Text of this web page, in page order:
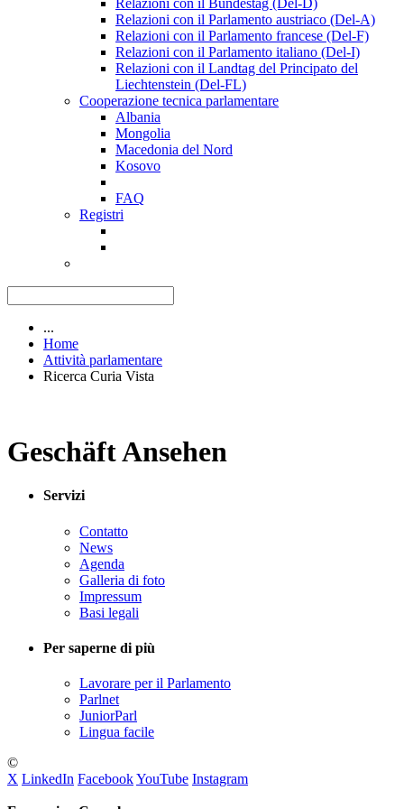
Relazioni con il Bundestag (Del-D)
Relazioni con il Parlamento austriaco (Del-A)
Relazioni con il Parlamento francese (Del-F)
Relazioni con il Parlamento italiano (Del-I)
Relazioni con il Landtag del Principato del
Liechtenstein (Del-FL)
Cooperazione tecnica parlamentare
Albania
Mongolia
Macedonia del Nord
Kosovo
FAQ
Registri
...
Home
Attività parlamentare
Ricerca Curia Vista
Geschäft Ansehen
Servizi
Contatto
News
Agenda
Galleria di foto
Impressum
Basi legali
Per saperne di più
Lavorare per il Parlamento
Parlnet
JuniorParl
Lingua facile
©
X LinkedIn FacebookYouTube Instagram